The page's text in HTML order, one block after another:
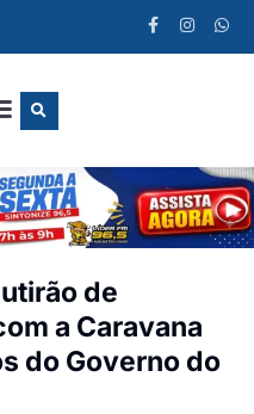
de
a Caravana
do Governo do